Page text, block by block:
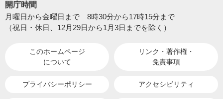
開庁時間
月曜日から金曜日まで 8時30分から17時15分まで
（祝日・休日、12月29日から1月3日までを除く）
このホームページ
について
リンク・著作権・
免責事項
プライバシーポリシー アクセシビリティ